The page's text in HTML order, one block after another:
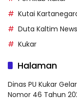
Kutai
Duta Kaltim News
Kukar
Halaman
Dinas PU Kukar
Nomor 46 Tahun